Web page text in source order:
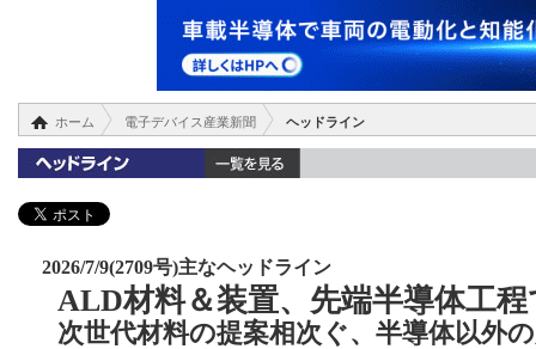
ホーム 電子デバイス産業新聞 ヘッドライン
2026/7/9(2709号)主なヘッドライン
ALD材料＆装置、先端半導体工
次世代材料の提案相次ぐ、半導体以外